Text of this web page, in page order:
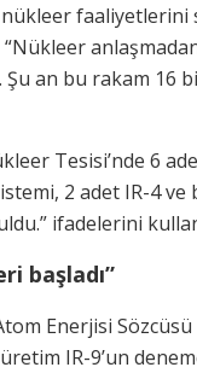
nükleer
an bu rakam 16 bin
Tesisi’nde 6
2 adet IR-4 ve
ifadelerini
başladı”
Enerjisi
IR-9’un